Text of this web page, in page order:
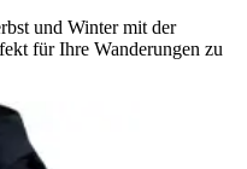
und Winter mit der
für Ihre Wanderungen zu